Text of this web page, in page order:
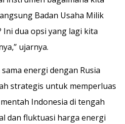
Badan Usaha Milik
Ini dua opsi yang lagi kita
ujarnya.
energi dengan Rusia
strategis untuk memperluas
Indonesia di tengah
dan fluktuasi harga energi